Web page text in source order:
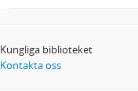
Kungliga biblioteket
Kontakta oss